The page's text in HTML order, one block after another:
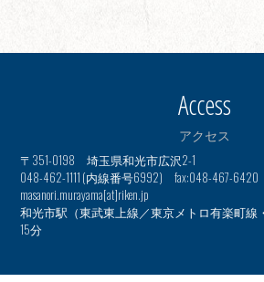
Access
アクセス
〒351-0198 埼玉県和光市広沢2-1
048-462-1111 (内線番号6992) fax:048-467-6420
masanori.murayama[at]riken.jp
和光市駅（東武東上線／東京メトロ有楽町線
15分